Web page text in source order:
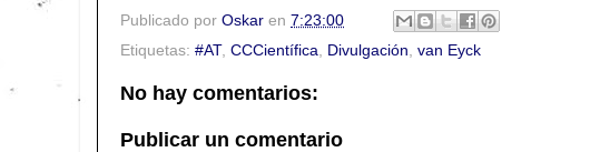
Publicado por Oskar en 7:23:00
Etiquetas: #AT, CCCientífica, Divulgación, van Eyck
No hay comentarios:
Publicar un comentario